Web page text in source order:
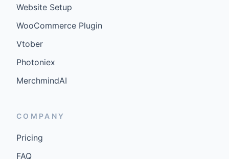
Website Setup
WooCommerce Plugin
Vtober
Photoniex
MerchmindAI
COMPANY
Pricing
FAQ